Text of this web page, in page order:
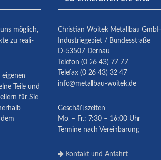
möglich,
zu reali­
Teile und
für Sie
Christian Woitek Metallbau GmbH
Industriegebiet / Bundesstraße
D-53507 Dernau
Telefon (0 26 43) 77 77
Telefax (0 26 43) 32 47
info@metallbau-woitek.de
Geschäftszeiten
Mo. – Fr.: 7:30 – 16:00 Uhr
Termine nach Vereinbarung
Kontakt und Anfahrt